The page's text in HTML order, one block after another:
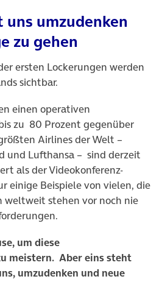
umzudenken
zu gehen
ersten Lockerungen werden
sichtbar.
einen operativen
zu 80 Prozent gegenüber
Airlines der Welt –
und Lufthansa – sind derzeit
als der Videokonferenz-
einige Beispiele von vielen, die
stehen vor noch nie
um diese
meistern. Aber eins steht
umzudenken und neue